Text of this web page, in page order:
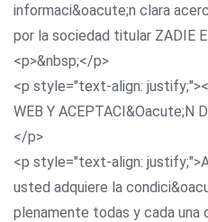
informaci&oacute;n clara
por la sociedad titular ZADIE
<p>&nbsp;</p>
<p style="text-align:
WEB Y ACEPTACI&Oacute;N
</p>
<p style="text-align:
usted adquiere la
plenamente todas y cada una